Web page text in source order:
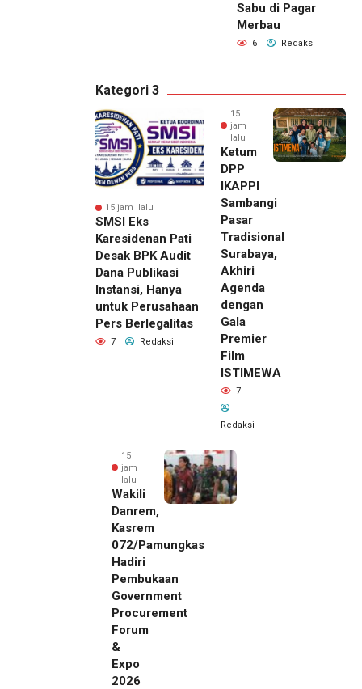
Sabu di Pagar
Merbau
6 Redaksi
Kategori 3
15 jam lalu
SMSI Eks
Karesidenan Pati
Desak BPK Audit
Dana Publikasi
Instansi, Hanya
untuk Perusahaan
Pers Berlegalitas
7 Redaksi
15
jam
lalu
Ketum
DPP
IKAPPI
Sambangi
Pasar
Tradisional
Surabaya,
Akhiri
Agenda
dengan
Gala
Premier
Film
ISTIMEWA
7
Redaksi
15
jam
lalu
Wakili
Danrem,
Kasrem
072/Pamungkas
Hadiri
Pembukaan
Government
Procurement
Forum
&
Expo
2026